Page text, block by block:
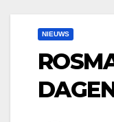
NIEUWS